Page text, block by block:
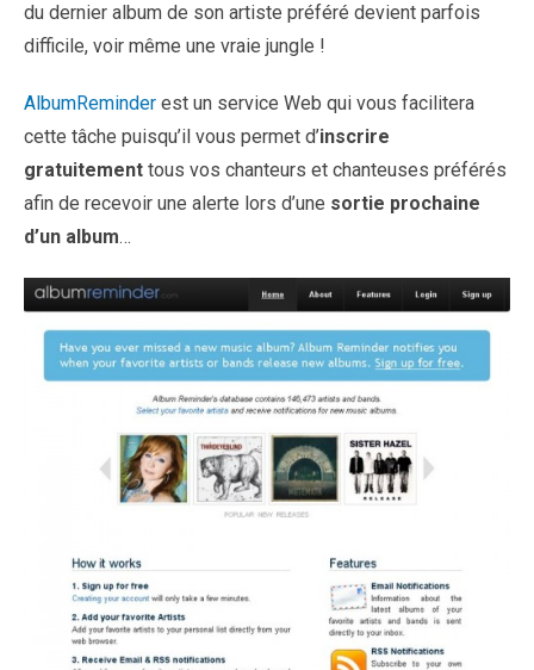
du dernier album de son artiste préféré devient parfois
difficile, voir même une vraie jungle !
AlbumReminder est un service Web qui vous facilitera
cette tâche puisqu’il vous permet d’inscrire
gratuitement tous vos chanteurs et chanteuses préférés
afin de recevoir une alerte lors d’une sortie prochaine
d’un album…